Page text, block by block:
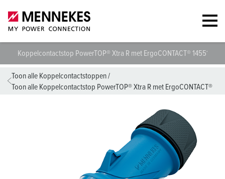
Koppelcontactstop PowerTOP® Xtra R met ErgoCONTACT® 14551
Toon alle Koppelcontactstoppen/
Toon alle Koppelcontactstop PowerTOP® Xtra R met ErgoCONTACT®